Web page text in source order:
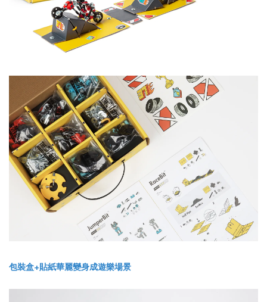
包裝盒+貼紙華麗變身成遊樂場景